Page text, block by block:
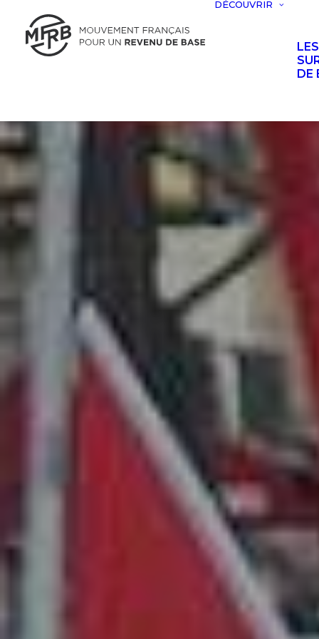
DÉCOUVRIR
DE